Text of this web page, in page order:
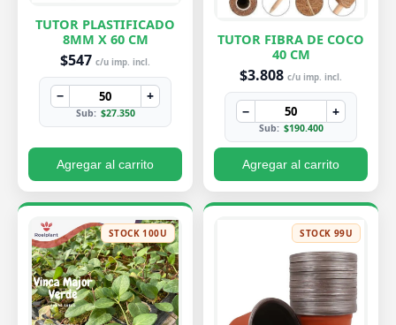
TUTOR PLASTIFICADO
8MM X 60 CM
$547 c/u imp. incl.
− +
Sub: $27.350
Agregar al carrito
TUTOR FIBRA DE COCO
40 CM
$3.808 c/u imp. incl.
− +
Sub: $190.400
Agregar al carrito
STOCK 100U STOCK 99U